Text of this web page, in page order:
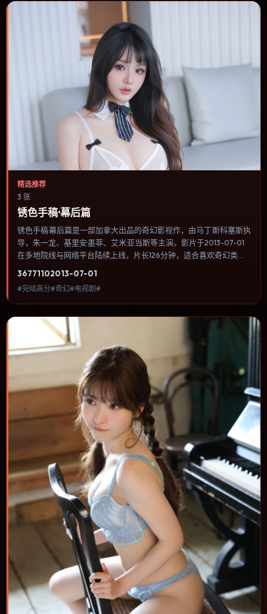
精选推荐
3 张
锈色手稿·幕后篇
锈色手稿·幕后篇是一部加拿大出品的奇幻影视作，由马丁·斯科塞斯执
导，朱一龙、基里安·墨菲、艾米·亚当斯等主演。影片于2013-07-01
在多地院线与网络平台陆续上线，片长126分钟，适合喜欢奇幻类
进，节奏与视听语言统一，可作为休闲观影或类型片补片的选择。
36771102013-07-01
#完结高分#奇幻#电视剧#